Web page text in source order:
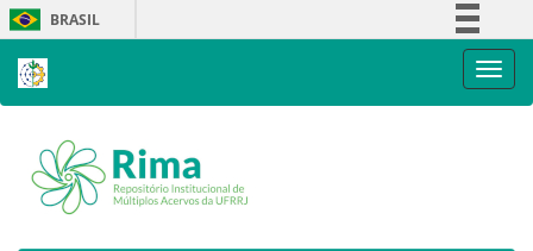
Skip
navigation
BRASIL